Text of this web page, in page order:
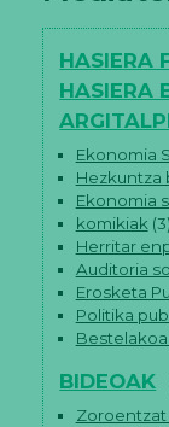
HASIERA
HASIERA
Ekonomia
Hezkuntza
Ekonomia
komikiak(3)
Herritar
Auditoria
Erosketa
Politika
BIDEOAK
Zoroentzat